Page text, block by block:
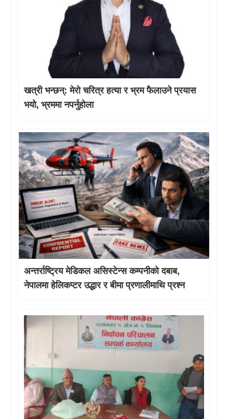
खत्री भन्छन्: मेरो चरित्र हत्या र भ्रम फैलाउने प्रयास
भयो, भ्रममा नपर्नुहोला
अन्तर्राष्ट्रिय मेडिकल असिस्टेन्स कम्पनीको दबाब,
नेपालमा हेलिकप्टर उद्धार र बीमा प्रणालीमाथि प्रश्न